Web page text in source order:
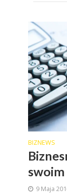
BIZNEWS
9 Maja